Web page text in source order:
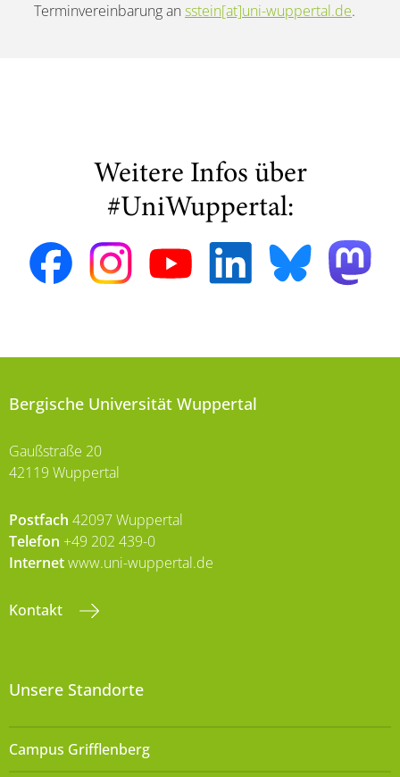
Terminvereinbarung an sstein[at]uni-wuppertal.de.
Weitere Infos über
#UniWuppertal:
Bergische Universität Wuppertal
Gaußstraße 20
42119 Wuppertal
Postfach 42097 Wuppertal
Telefon +49 202 439-0
Internetwww.uni-wuppertal.de
Kontakt
Unsere Standorte
Campus Grifflenberg